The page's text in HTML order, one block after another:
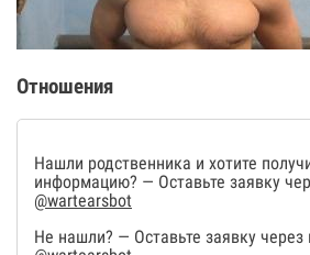
Отношения
Нашли родственника и хотите
информацию? — Оставьте заявку
@wartearsbot
Не нашли? — Оставьте заявку через